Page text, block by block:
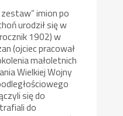
imion po
urodził się w
1902) w
(ojciec pracował
małoletnich
Wielkiej Wojny
się do
do